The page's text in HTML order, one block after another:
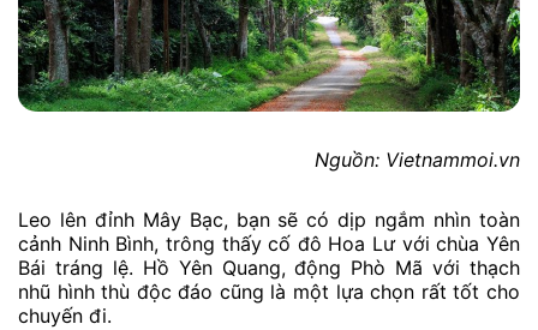
Nguồn: Vietnammoi.vn
Leo lên đỉnh Mây Bạc, bạn sẽ có dịp ngắm nhìn toàn
cảnh Ninh Bình, trông thấy cố đô Hoa Lư với chùa Yên
Bái tráng lệ. Hồ Yên Quang, động Phò Mã với thạch
nhũ hình thù độc đáo cũng là một lựa chọn rất tốt cho
chuyến đi.